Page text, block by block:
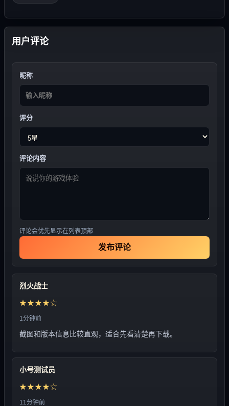
用户评论
昵称
评分
评论内容
评论会优先显示在列表顶部
发布评论
烈火战士
★★★★☆
1分钟前
截图和版本信息比较直观，适合先看清楚再下载。
小号测试员
★★★★☆
11分钟前